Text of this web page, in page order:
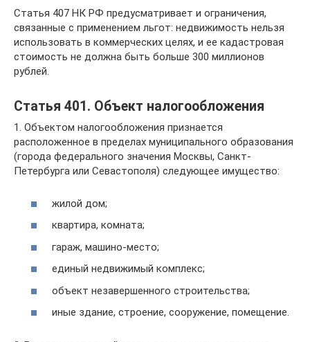
Статья 407 НК РФ предусматривает и ограничения,
связанные с применением льгот: недвижимость нельзя
использовать в коммерческих целях, и ее кадастровая
стоимость не должна быть больше 300 миллионов
рублей.
Статья 401. Объект налогообложения
1. Объектом налогообложения признается
расположенное в пределах муниципального образования
(города федерального значения Москвы, Санкт-
Петербурга или Севастополя) следующее имущество:
жилой дом;
квартира, комната;
гараж, машино-место;
единый недвижимый комплекс;
объект незавершенного строительства;
иные здание, строение, сооружение, помещение.